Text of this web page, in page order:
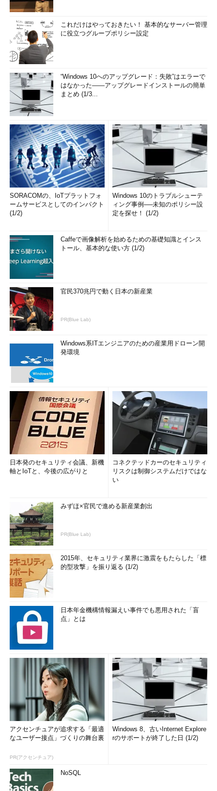
これだけはやっておきたい！ 基本的なサーバー管理
に役立つグループポリシー設定
“Windows 10へのアップグレード：失敗”はエラーで
はなかった――アップグレードインストールの簡単
まとめ (1/3...
SORACOMの、IoTプラットフォ
ームサービスとしてのインパクト
(1/2)
Windows 10のトラブルシューテ
ィング事例──未知のポリシー設
定を探せ！ (1/2)
Caffeで画像解析を始めるための基礎知識とインス
トール、基本的な使い方 (1/2)
官民370兆円で動く日本の新産業
PR(Blue Lab)
Windows系ITエンジニアのための産業用ドローン開
発環境
日本発のセキュリティ会議、新機
軸とIoTと、今後の広がりと
コネクテッドカーのセキュリティ
リスクは制御システムだけではな
い
みずほ×官民で進める新産業創出
PR(Blue Lab)
2015年、セキュリティ業界に激震をもたらした「標
的型攻撃」を振り返る (1/2)
日本年金機構情報漏えい事件でも悪用された「盲
点」とは
アクセンチュアが追求する「最適
なユーザー接点」づくりの舞台裏
PR(アクセンチュア)
Windows 8、古いInternet Explore
rのサポートが終了した日 (1/2)
NoSQL